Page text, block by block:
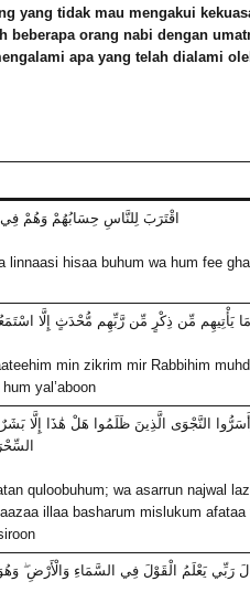
yang tidak mau mengakui
orang nabi dengan
apa yang telah dialami
اقْتَرَبَ لِلنَّاسِ حِسَابُهُمْ وَهُمْ
linnaasi hisaa buhum wa hum fee
مَا يَأْتِيهِم مِّن ذِكْرٍ مِّن رَّبِّهِم مُّحْدَثٍ إِلَّا
min zikrim mir Rabbihim
yal’aboon
النَّجْوَى الَّذِينَ ظَلَمُوا هَلْ هَٰذَا إِلَّا
quloobuhum; wa asarrun najwal
illaa basharum mislukum afataa
رَبِّي يَعْلَمُ الْقَوْلَ فِي السَّمَاءِ وَالْأَرْضِ ۖ وَهُوَ